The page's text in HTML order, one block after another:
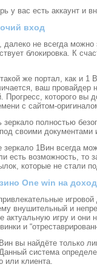
у вас есть аккаунт и
вход
не всегда можно
блокировка. К
же портал, как и
ваш провайдер
Прогресс, которого вы
с сайтом-
зеркало полностью
своими
1Вин всегда
есть возможность, то
которые не стали
One win на
внушительный и
актуальную игру и они
и
вы найдёте только
система
или клиента.